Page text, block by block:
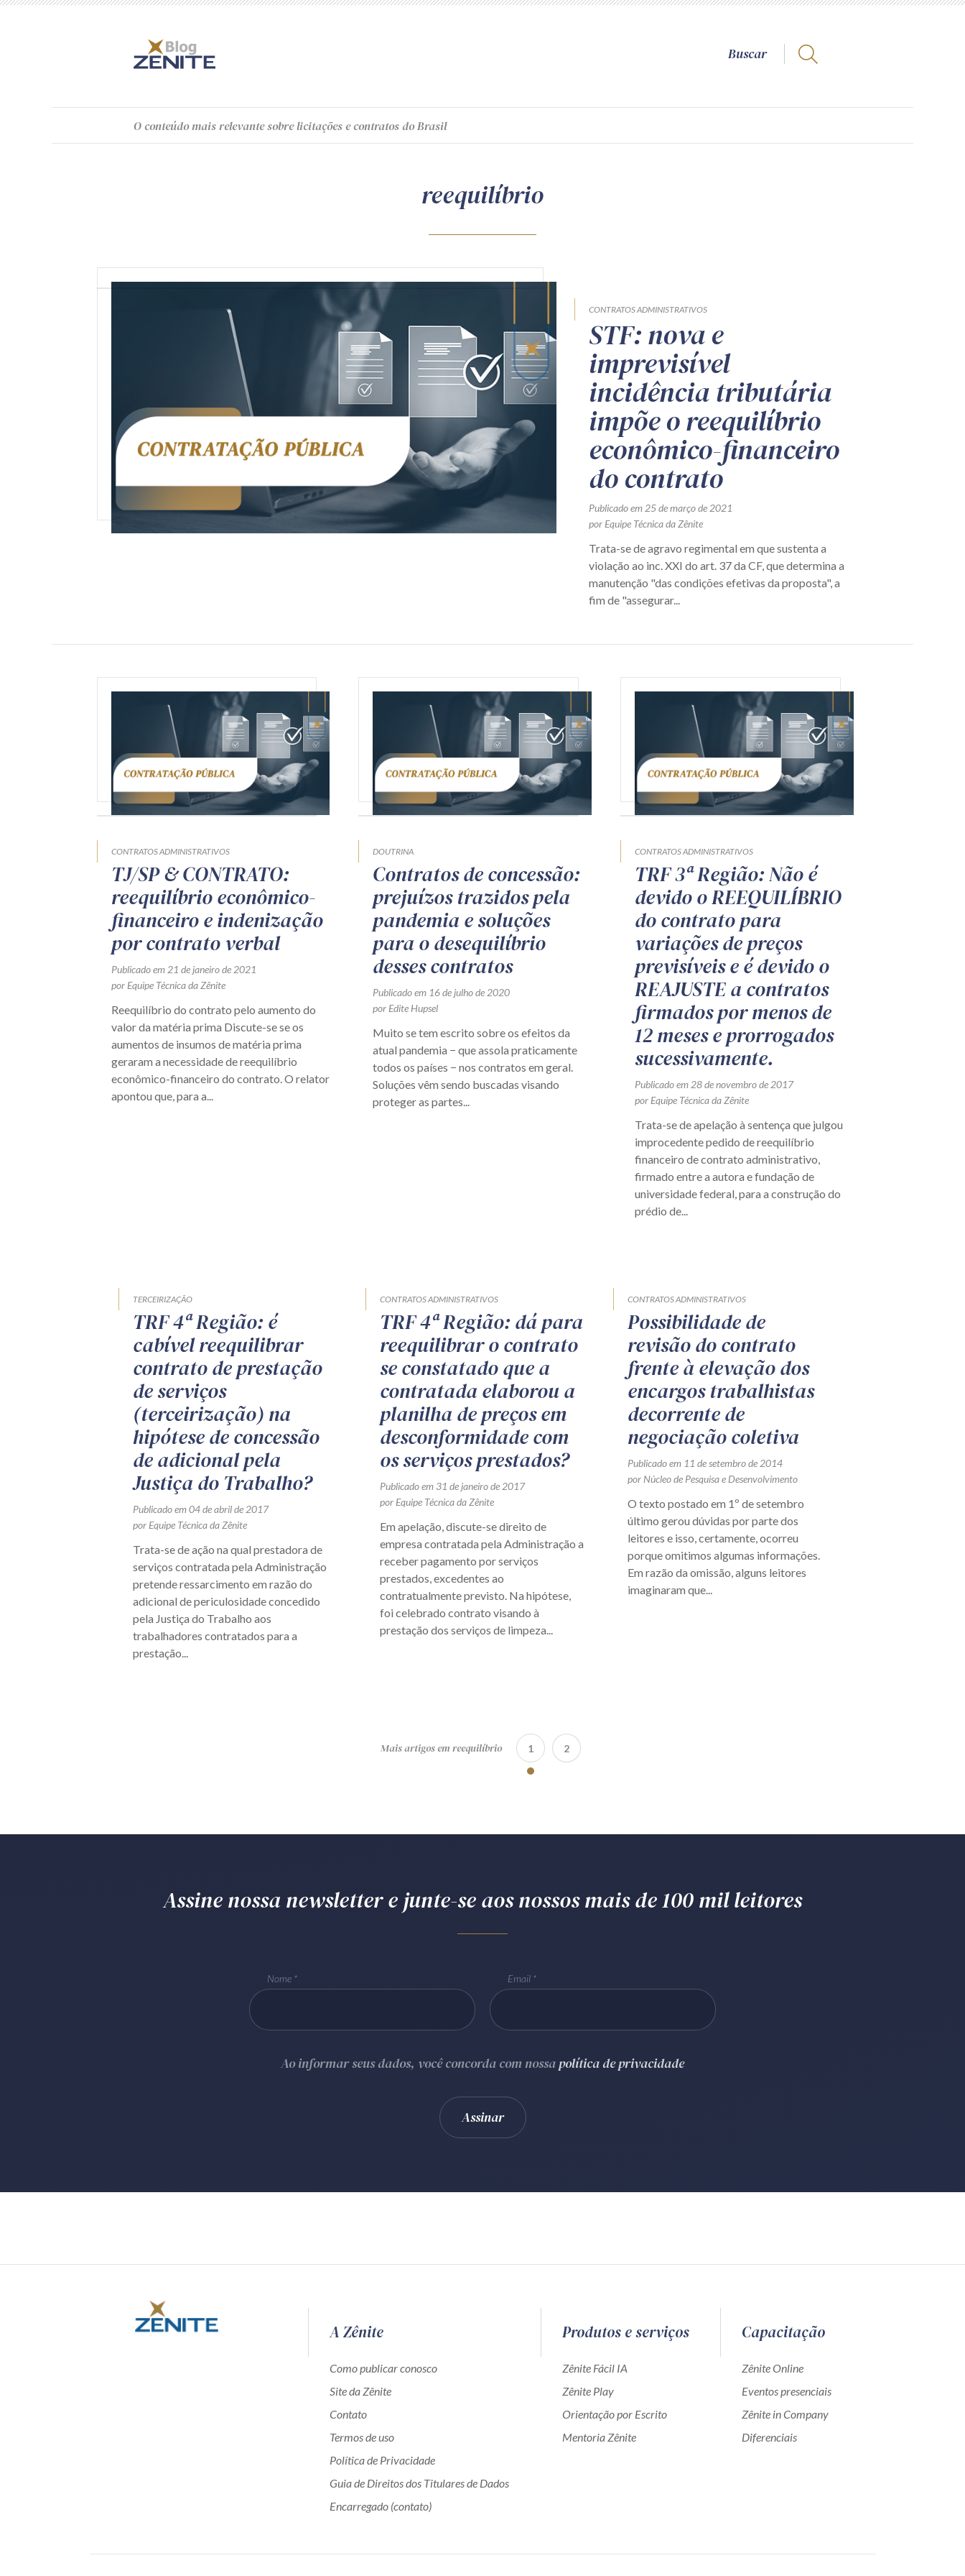
O conteúdomais relevante sobre licitações e contratos do Brasil
reequilíbrio
CONTRATOS ADMINISTRATIVOS
STF: nova e
imprevisível
incidência tributária
impõe o reequilíbrio
econômico-financeiro
do contrato
Publicado em 25 de março de 2021
por Equipe Técnica da Zênite
Trata-se de agravo regimental em que sustenta a
violação ao inc. XXI do art. 37 da CF, que determina a
manutenção "das condições efetivas da proposta", a
fim de "assegurar...
CONTRATOS ADMINISTRATIVOS
TJ/SP & CONTRATO:
reequilíbrio econômico-
financeiro e indenização
por contrato verbal
Publicado em 21 de janeiro de 2021
por Equipe Técnica da Zênite
Reequilíbrio do contrato pelo aumento do
valor da matéria prima Discute-se se os
aumentos de insumos de matéria prima
geraram a necessidade de reequilíbrio
econômico-financeiro do contrato. O relator
apontou que, para a...
DOUTRINA
Contratos de concessão:
prejuízos trazidos pela
pandemia e soluções
para o desequilíbrio
desses contratos
Publicado em 16 de julho de 2020
por Edite Hupsel
Muito se tem escrito sobre os efeitos da
atual pandemia − que assola praticamente
todos os países − nos contratos em geral.
Soluções vêm sendo buscadas visando
proteger as partes...
CONTRATOS ADMINISTRATIVOS
TRF 3ª Região: Não é
devido o REEQUILÍBRIO
do contrato para
variações de preços
previsíveis e é devido o
REAJUSTE a contratos
firmados por menos de
12 meses e prorrogados
sucessivamente.
Publicado em 28 de novembro de 2017
por Equipe Técnica da Zênite
Trata-se de apelação à sentença que julgou
improcedente pedido de reequilíbrio
financeiro de contrato administrativo,
firmado entre a autora e fundação de
universidade federal, para a construção do
prédio de...
TERCEIRIZAÇÃO
TRF 4ª Região: é
cabível reequilibrar
contrato de prestação
de serviços
(terceirização) na
hipótese de concessão
de adicional pela
Justiça do Trabalho?
Publicado em 04 de abril de 2017
por Equipe Técnica da Zênite
Trata-se de ação na qual prestadora de
serviços contratada pela Administração
pretende ressarcimento em razão do
adicional de periculosidade concedido
pela Justiça do Trabalho aos
trabalhadores contratados para a
prestação...
CONTRATOS ADMINISTRATIVOS
TRF 4ª Região: dá para
reequilibrar o contrato
se constatado que a
contratada elaborou a
planilha de preços em
desconformidade com
os serviços prestados?
Publicado em 31 de janeiro de 2017
por Equipe Técnica da Zênite
Em apelação, discute-se direito de
empresa contratada pela Administração a
receber pagamento por serviços
prestados, excedentes ao
contratualmente previsto. Na hipótese,
foi celebrado contrato visando à
prestação dos serviços de limpeza...
CONTRATOS ADMINISTRATIVOS
Possibilidade de
revisão do contrato
frente à elevação dos
encargos trabalhistas
decorrente de
negociação coletiva
Publicado em 11 de setembro de 2014
por Núcleo de Pesquisa e Desenvolvimento
O texto postado em 1º de setembro
último gerou dúvidas por parte dos
leitores e isso, certamente, ocorreu
porque omitimos algumas informações.
Em razão da omissão, alguns leitores
imaginaram que...
Mais artigos em reequilíbrio 1 2
Assine nossa newsletter e junte-se aos nossos mais de 100 mil leitores
Nome Email
Ao informar seus dados, você concorda com nossapolítica de privacidade
A Zênite
Como publicar conosco
Site da Zênite
Contato
Termos de uso
Política de Privacidade
Guia de Direitos dos Titulares de Dados
Encarregado (contato)
Produtos e serviços
Zênite Fácil IA
Zênite Play
Orientação por Escrito
Mentoria Zênite
Capacitação
Zênite Online
Eventos presenciais
Zênite in Company
Diferenciais